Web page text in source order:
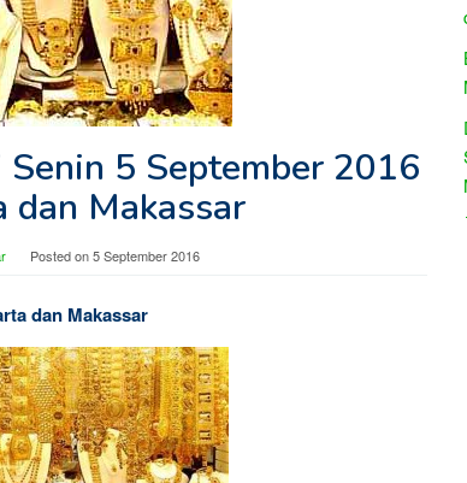
5 September 2016
dan Makassar
Posted on5 September 2016
dan Makassar